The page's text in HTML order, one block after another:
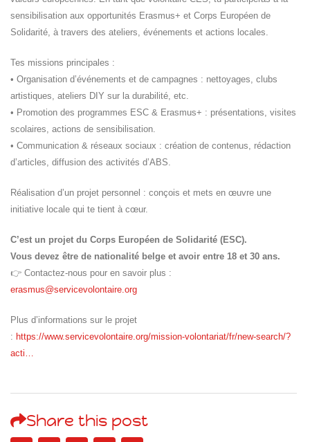
sensibilisation aux opportunités Erasmus+ et Corps Européen de
Solidarité, à travers des ateliers, événements et actions locales.
Tes missions principales :
• Organisation d’événements et de campagnes : nettoyages, clubs
artistiques, ateliers DIY sur la durabilité, etc.
• Promotion des programmes ESC & Erasmus+ : présentations, visites
scolaires, actions de sensibilisation.
• Communication & réseaux sociaux : création de contenus, rédaction
d’articles, diffusion des activités d’ABS.
Réalisation d’un projet personnel : conçois et mets en œuvre une
initiative locale qui te tient à cœur.
C’est un projet du Corps Européen de Solidarité (ESC).
Vous devez être de nationalité belge et avoir entre 18 et 30 ans.
👉 Contactez-nous pour en savoir plus :
erasmus@servicevolontaire.org
Plus d’informations sur le projet
: https://www.servicevolontaire.org/mission-volontariat/fr/new-search/?
acti…
Share this post
Russie
Pérou
Espagne
Brésil
VietNam
Mexique
Groupe
SVE